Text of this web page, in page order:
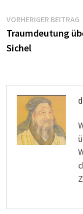
VORHERIGER BEITRAG
Traumdeutung
Sichel